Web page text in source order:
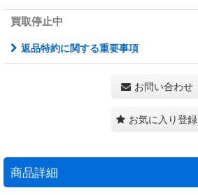
買取停止中
返品特約に関する重要事項
お問い合わせ
お気に入り登録
商品詳細